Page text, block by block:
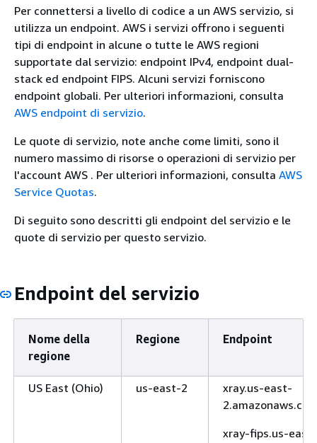
Per connettersi a livello di codice a un AWS servizio, si
utilizza un endpoint. AWS i servizi offrono i seguenti
tipi di endpoint in alcune o tutte le AWS regioni
supportate dal servizio: endpoint IPv4, endpoint dual-
stack ed endpoint FIPS. Alcuni servizi forniscono
endpoint globali. Per ulteriori informazioni, consulta
AWS endpoint di servizio.
Le quote di servizio, note anche come limiti, sono il
numero massimo di risorse o operazioni di servizio per
l'account AWS . Per ulteriori informazioni, consulta AWS
Service Quotas.
Di seguito sono descritti gli endpoint del servizio e le
quote di servizio per questo servizio.
Endpoint del servizio
Nome della
regione
Regione Endpoint
US East (Ohio) us-east-2
xray.us-east-
xray-fips.us-east-